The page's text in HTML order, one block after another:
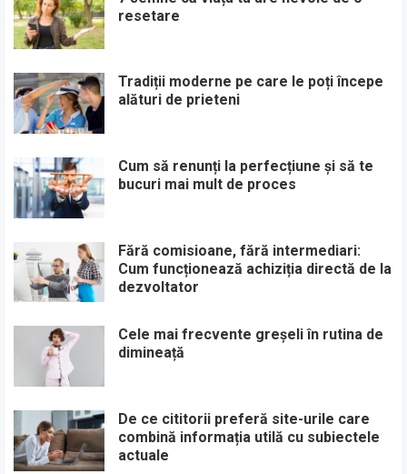
resetare
Tradiții moderne pe care le poți începe
alături de prieteni
Cum să renunți la perfecțiune și să te
bucuri mai mult de proces
Fără comisioane, fără intermediari:
Cum funcționează achiziția directă de la
dezvoltator
Cele mai frecvente greșeli în rutina de
dimineață
De ce cititorii preferă site-urile care
combină informația utilă cu subiectele
actuale